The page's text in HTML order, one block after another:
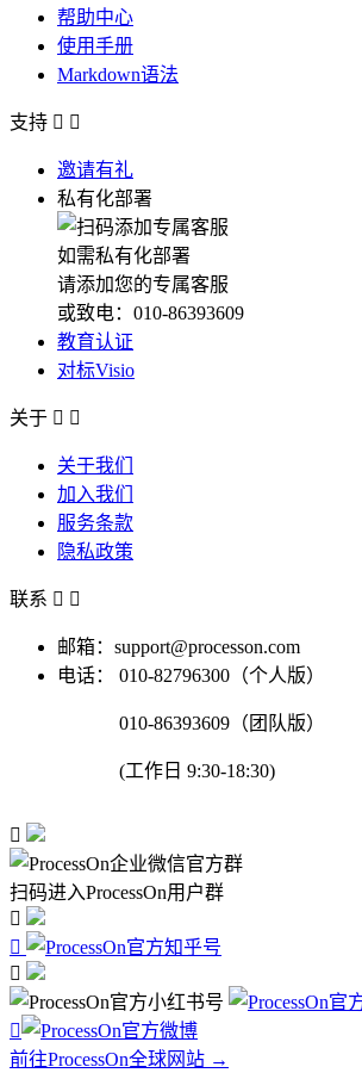
帮助中心
使用手册
Markdown语法
支持  
邀请有礼
私有化部署
如需私有化部署
请添加您的专属客服
或致电：010-86393609
教育认证
对标Visio
关于  
关于我们
加入我们
服务条款
隐私政策
联系  
邮箱：support@processon.com
电话：
010-82796300（个人版）
010-86393609（团队版）
(工作日 9:30-18:30)

扫码进入ProcessOn用户群




前往ProcessOn全球网站 →